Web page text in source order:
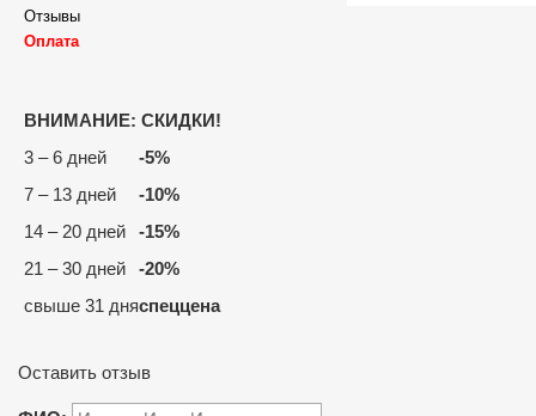
Отзывы
Оплата
ВНИМАНИЕ: СКИДКИ!
3 –6 дней
-5%
7 – 13 дней
-10%
14 – 20 дней
-15%
21 –30 дней
-20%
свыше 31 дняспеццена
Оставить отзыв